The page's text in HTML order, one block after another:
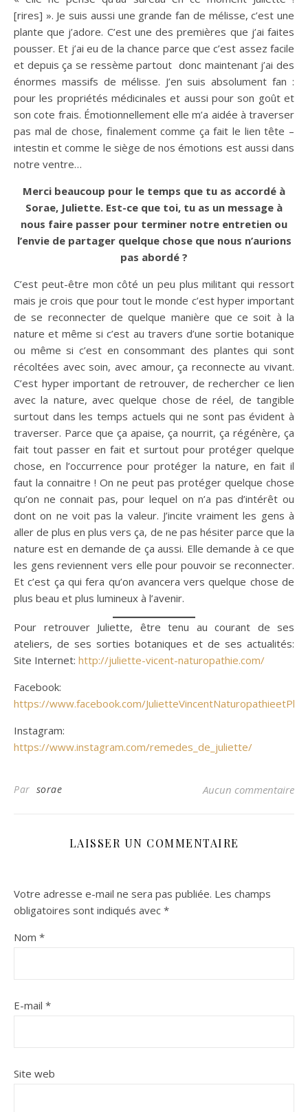
[rires] ». Je suis aussi une grande fan de mélisse, c’est une
plante que j’adore. C’est une des premières que j’ai faites
pousser. Et j’ai eu de la chance parce que c’est assez facile
et depuis ça se ressème partout donc maintenant j’ai des
énormes massifs de mélisse. J’en suis absolument fan :
pour les propriétés médicinales et aussi pour son goût et
son cote frais. Émotionnellement elle m’a aidée à traverser
pas mal de chose, finalement comme ça fait le lien tête –
intestin et comme le siège de nos émotions est aussi dans
notre ventre…
Merci beaucoup pour le temps que tu as accordé à
Sorae, Juliette. Est-ce que toi, tu as un message à
nous faire passer pour terminer notre entretien ou
l’envie de partager quelque chose que nous n’aurions
pas abordé ?
C’est peut-être mon côté un peu plus militant qui ressort
mais je crois que pour tout le monde c’est hyper important
de se reconnecter de quelque manière que ce soit à la
nature et même si c’est au travers d’une sortie botanique
ou même si c’est en consommant des plantes qui sont
récoltées avec soin, avec amour, ça reconnecte au vivant.
C’est hyper important de retrouver, de rechercher ce lien
avec la nature, avec quelque chose de réel, de tangible
surtout dans les temps actuels qui ne sont pas évident à
traverser. Parce que ça apaise, ça nourrit, ça régénère, ça
fait tout passer en fait et surtout pour protéger quelque
chose, en l’occurrence pour protéger la nature, en fait il
faut la connaitre ! On ne peut pas protéger quelque chose
qu’on ne connait pas, pour lequel on n’a pas d’intérêt ou
dont on ne voit pas la valeur. J’incite vraiment les gens à
aller de plus en plus vers ça, de ne pas hésiter parce que la
nature est en demande de ça aussi. Elle demande à ce que
les gens reviennent vers elle pour pouvoir se reconnecter.
Et c’est ça qui fera qu’on avancera vers quelque chose de
plus beau et plus lumineux à l’avenir.
Pour retrouver Juliette, être tenu au courant de ses
ateliers, de ses sorties botaniques et de ses actualités:
Site Internet: http://juliette-vicent-naturopathie.com/
Facebook:
https://www.facebook.com/
Instagram:
https://www.instagram.com/remedes_de_juliette/
Par sorae Aucun commentaire
LAISSER UN COMMENTAIRE
Votre adresse e-mail ne sera pas publiée. Les champs
obligatoires sont indiqués avec *
Nom *
E-mail *
Site web